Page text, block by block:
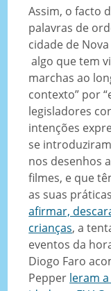
Assim, o facto
palavras de
cidade de
algo que tem
marchas ao
contexto” por
legisladores
intenções
se
nos desenhos
filmes, e que
as suas
afirmar,
crianças, a
eventos da
Diogo Faro
Pepper leram